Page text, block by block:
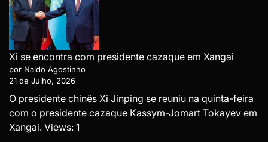
Xi se encontra com presidente cazaque em Xangai
por Naldo Agostinho
21 de Julho, 2026
O presidente chinês Xi Jinping se reuniu na quinta-feira
com o presidente cazaque Kassym-Jomart Tokayev em
Xangai. Views: 1